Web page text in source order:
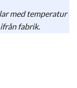
med temperatur
fabrik.